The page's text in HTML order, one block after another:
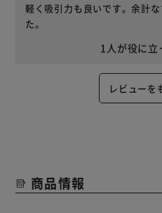
軽く吸引力も良いです。余計
た。
1 人が役に
レビューを
商品情報